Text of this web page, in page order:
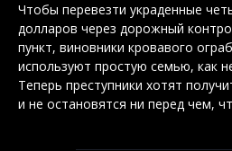
Чтобы перевезти украденные
долларов через дорожный
пункт, виновники кровавого
используют простую семью, как
Теперь преступники хотят
и не остановятся ни перед чем,